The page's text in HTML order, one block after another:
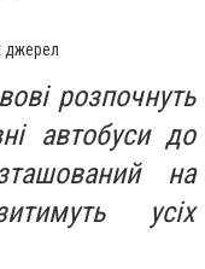
джерел
розпочнуть
автобуси до
на
усіх